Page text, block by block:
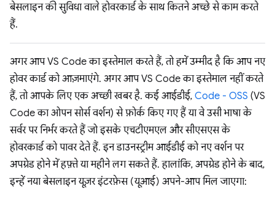
बेसलाइन की सुविधा वाले होवरकार्ड के साथ कितने अच्छे से काम करते
हैं.
अगर आप VS Code का इस्तेमाल करते हैं, तो हमें उम्मीद है कि आप नए
होवर कार्ड को आज़माएंगे. अगर आप VS Code का इस्तेमाल नहीं करते
हैं, तो आपके लिए एक अच्छी खबर है. कई आईडीई, Code - OSS (VS
Code का ओपन सोर्स वर्शन) से फ़ोर्क किए गए हैं या वे उसी भाषा के
सर्वर पर निर्भर करते हैं जो इसके एचटीएमएल और सीएसएस के
होवरकार्ड को पावर देते हैं. इन डाउनस्ट्रीम आईडीई को नए वर्शन पर
अपग्रेड होने में हफ़्ते या महीने लग सकते हैं. हालांकि, अपग्रेड होने के बाद,
इन्हें नया बेसलाइन यूज़र इंटरफ़ेस (यूआई) अपने-आप मिल जाएगा: